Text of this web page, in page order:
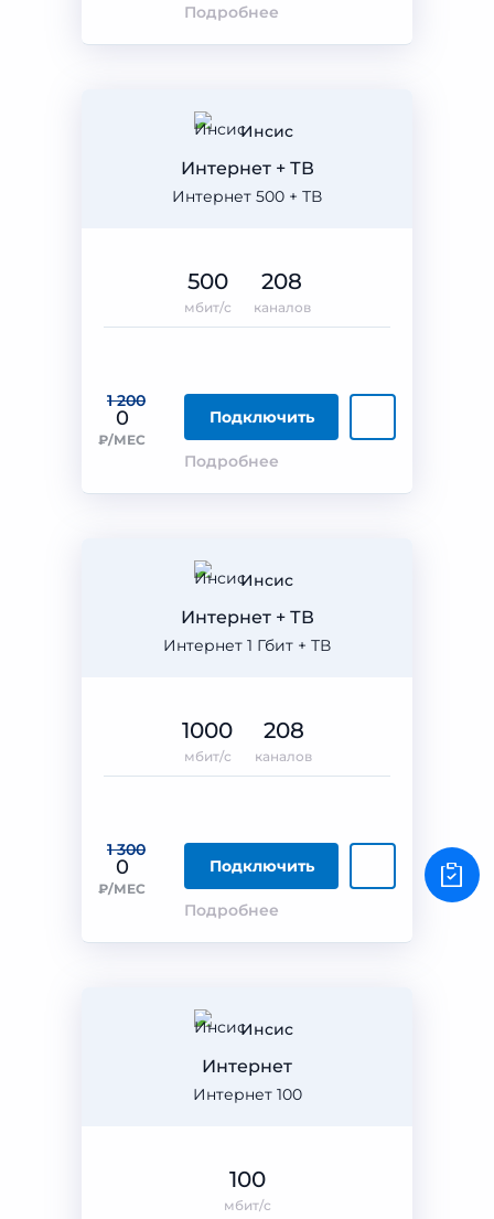
Подробнее
Инсис
Интернет 500 + ТВ
Интернет + ТВ
1 200
0
₽/МЕС
Подключить
Подробнее
500
мбит/с
208
каналов
Инсис
Интернет 1 Гбит + ТВ
Интернет + ТВ
1 300
0
₽/МЕС
Подключить
Подробнее
1000
мбит/с
208
каналов
Инсис
Интернет 100
Интернет
100
мбит/с